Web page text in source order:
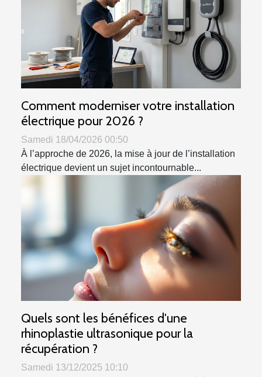
Comment moderniser votre installation
électrique pour 2026 ?
Samedi 18/04/2026 00:50
À l’approche de 2026, la mise à jour de l’installation
électrique devient un sujet incontournable...
Quels sont les bénéfices d'une
rhinoplastie ultrasonique pour la
récupération ?
Samedi 13/12/2025 10:10